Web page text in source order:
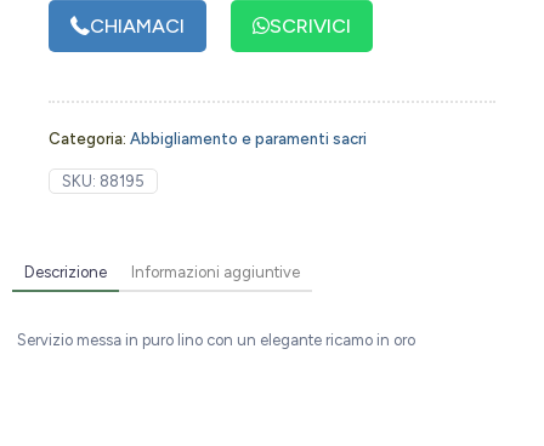
CHIAMACI SCRIVICI
Categoria: Abbigliamento e paramenti sacri
SKU: 88195
Descrizione Informazioni aggiuntive
Servizio messa in puro lino con un elegante ricamo in oro